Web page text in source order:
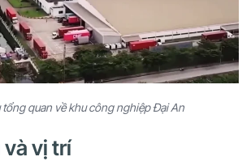
tổng quan về khu công nghiệp Đại An
và vị trí